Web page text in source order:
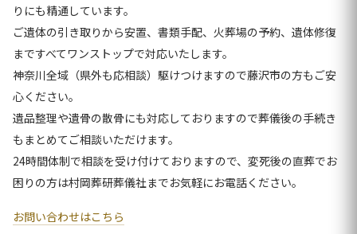
りにも精通しています。
ご遺体の引き取りから安置、書類手配、火葬場の予約、遺体修復
まですべてワンストップで対応いたします。
神奈川全域（県外も応相談）駆けつけますので藤沢市の方もご安
心ください。
遺品整理や遺骨の散骨にも対応しておりますので葬儀後の手続き
もまとめてご相談いただけます。
24時間体制で相談を受け付けておりますので、変死後の直葬でお
困りの方は村岡葬研葬儀社までお気軽にお電話ください。
お問い合わせはこちら